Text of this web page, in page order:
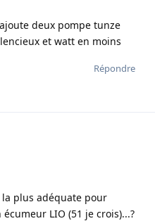
deux pompe tunze
et watt en moins
Répondre
plus adéquate pour
LIO (51 je crois)...?